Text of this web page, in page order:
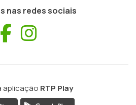
nas redes sociais
Facebook
aplicação RTP Play